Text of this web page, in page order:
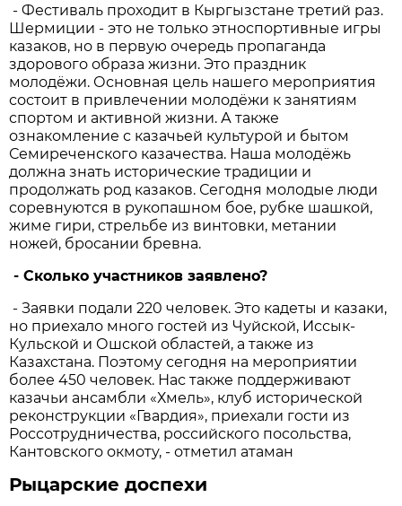
- Фестиваль проходит в Кыргызстане третий раз.
Шермиции - это не только этноспортивные игры
казаков, но в первую очередь пропаганда
здорового образа жизни. Это праздник
молодёжи. Основная цель нашего мероприятия
состоит в привлечении молодёжи к занятиям
спортом и активной жизни. А также
ознакомление с казачьей культурой и бытом
Семиреченского казачества. Наша молодёжь
должна знать исторические традиции и
продолжать род казаков. Сегодня молодые люди
соревнуются в рукопашном бое, рубке шашкой,
жиме гири, стрельбе из винтовки, метании
ножей, бросании бревна.
- Сколько участников заявлено?
- Заявки подали 220 человек. Это кадеты и казаки,
но приехало много гостей из Чуйской, Иссык-
Кульской и Ошской областей, а также из
Казахстана. Поэтому сегодня на мероприятии
более 450 человек. Нас также поддерживают
казачьи ансамбли «Хмель», клуб исторической
реконструкции «Гвардия», приехали гости из
Россотрудничества, российского посольства,
Кантовского окмоту, - отметил атаман
Рыцарские доспехи